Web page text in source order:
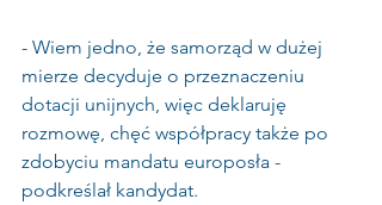
- Wiem jedno, że samorząd w dużej
mierze decyduje o przeznaczeniu
dotacji unijnych, więc deklaruję
rozmowę, chęć współpracy także po
zdobyciu mandatu europosła -
podkreślał kandydat.